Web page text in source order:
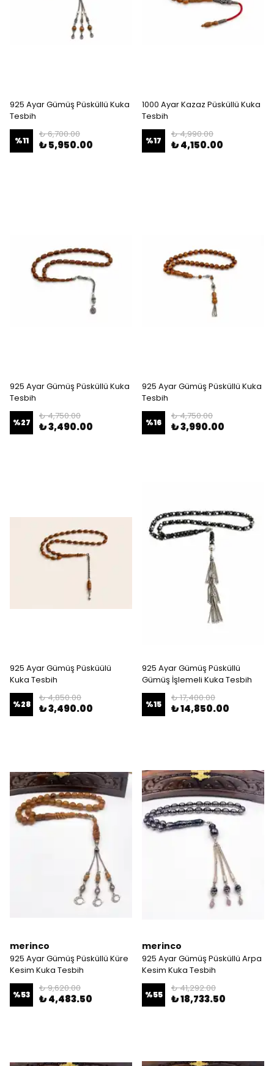
925 Ayar Gümüş Püsküllü Kuka
Tesbih
%11
₺ 6,700.00
₺ 5,950.00
1000 Ayar Kazaz Püsküllü Kuka
Tesbih
%17
₺ 4,990.00
₺ 4,150.00
925 Ayar Gümüş Püsküllü Kuka
Tesbih
%27
₺ 4,750.00
₺ 3,490.00
925 Ayar Gümüş Püsküllü Kuka
Tesbih
%16
₺ 4,750.00
₺ 3,990.00
925 Ayar Gümüş Püsküülü
Kuka Tesbih
%28
₺ 4,850.00
₺ 3,490.00
925 Ayar Gümüş Püsküllü
Gümüş İşlemeli Kuka Tesbih
%15
₺ 17,400.00
₺ 14,850.00
merinco
925 Ayar Gümüş Püsküllü Küre
Kesim Kuka Tesbih
%53
₺ 9,620.00
₺ 4,483.50
merinco
925 Ayar Gümüş Püsküllü Arpa
Kesim Kuka Tesbih
%55
₺ 41,292.00
₺ 18,733.50